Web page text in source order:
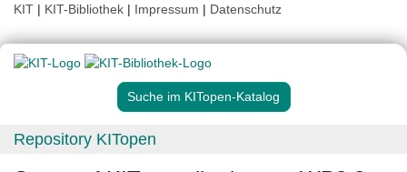
KIT | KIT-Bibliothek | Impressum | Datenschutz
Suche im KITopen-Katalog
Repository KITopen